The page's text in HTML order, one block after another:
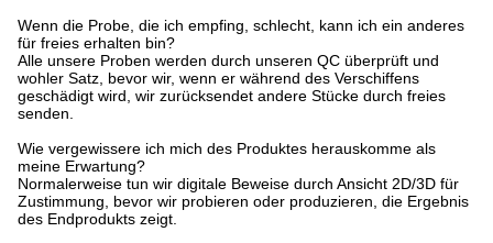
Wenn die Probe, die ich empfing, schlecht, kann ich ein anderes
für freies erhalten bin?
Alle unsere Proben werden durch unseren QC überprüft und
wohler Satz, bevor wir, wenn er während des Verschiffens
geschädigt wird, wir zurücksendet andere Stücke durch freies
senden.
Wie vergewissere ich mich des Produktes herauskomme als
meine Erwartung?
Normalerweise tun wir digitale Beweise durch Ansicht 2D/3D für
Zustimmung, bevor wir probieren oder produzieren, die Ergebnis
des Endprodukts zeigt.